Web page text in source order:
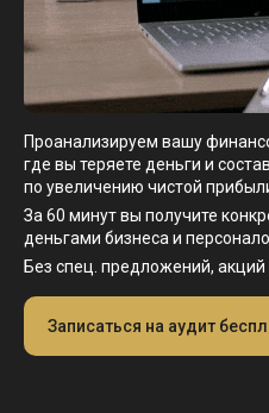
Проанализируем вашу
где вы теряете деньги и
по увеличению чистой
За 60 минут вы получите
деньгами бизнеса и
Без спец. предложений, акций
Записаться на аудит